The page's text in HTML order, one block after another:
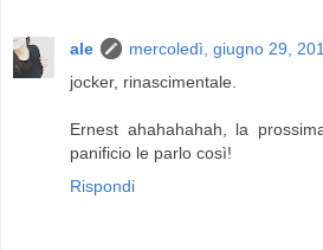
ale
mercoledì, giugno 29,
jocker, rinascimentale.
Ernest ahahahahah, la
panificio le parlo così!
Rispondi